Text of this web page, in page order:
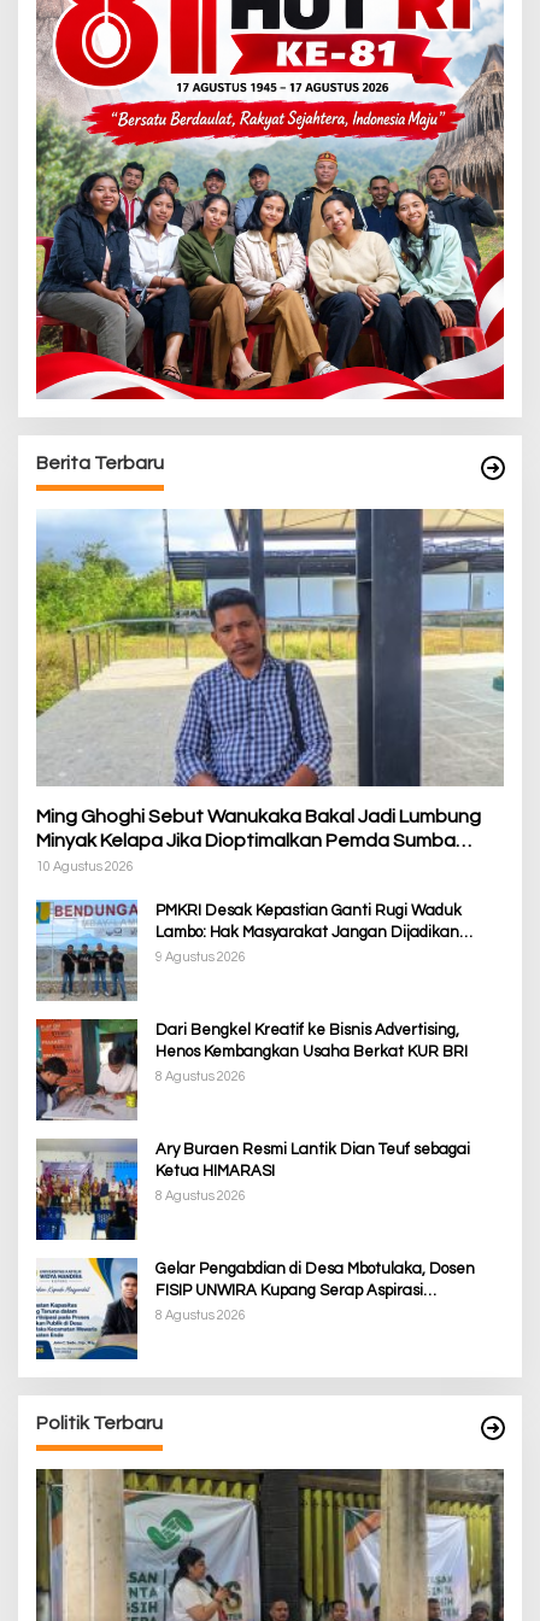
Berita Terbaru
Ming Ghoghi Sebut Wanukaka Bakal Jadi Lumbung
Minyak Kelapa Jika Dioptimalkan Pemda Sumba
Barat
10 Agustus 2026
PMKRI Desak Kepastian Ganti Rugi Waduk
Lambo: Hak Masyarakat Jangan Dijadikan
Korban Pembangunan PSN
9 Agustus 2026
Dari Bengkel Kreatif ke Bisnis Advertising,
Henos Kembangkan Usaha Berkat KUR BRI
8 Agustus 2026
Ary Buraen Resmi Lantik Dian Teuf sebagai
Ketua HIMARASI
8 Agustus 2026
Gelar Pengabdian di Desa Mbotulaka, Dosen
FISIP UNWIRA Kupang Serap Aspirasi
Masyarakat & Penguatan Kapasitas Karang
8 Agustus 2026
Politik Terbaru